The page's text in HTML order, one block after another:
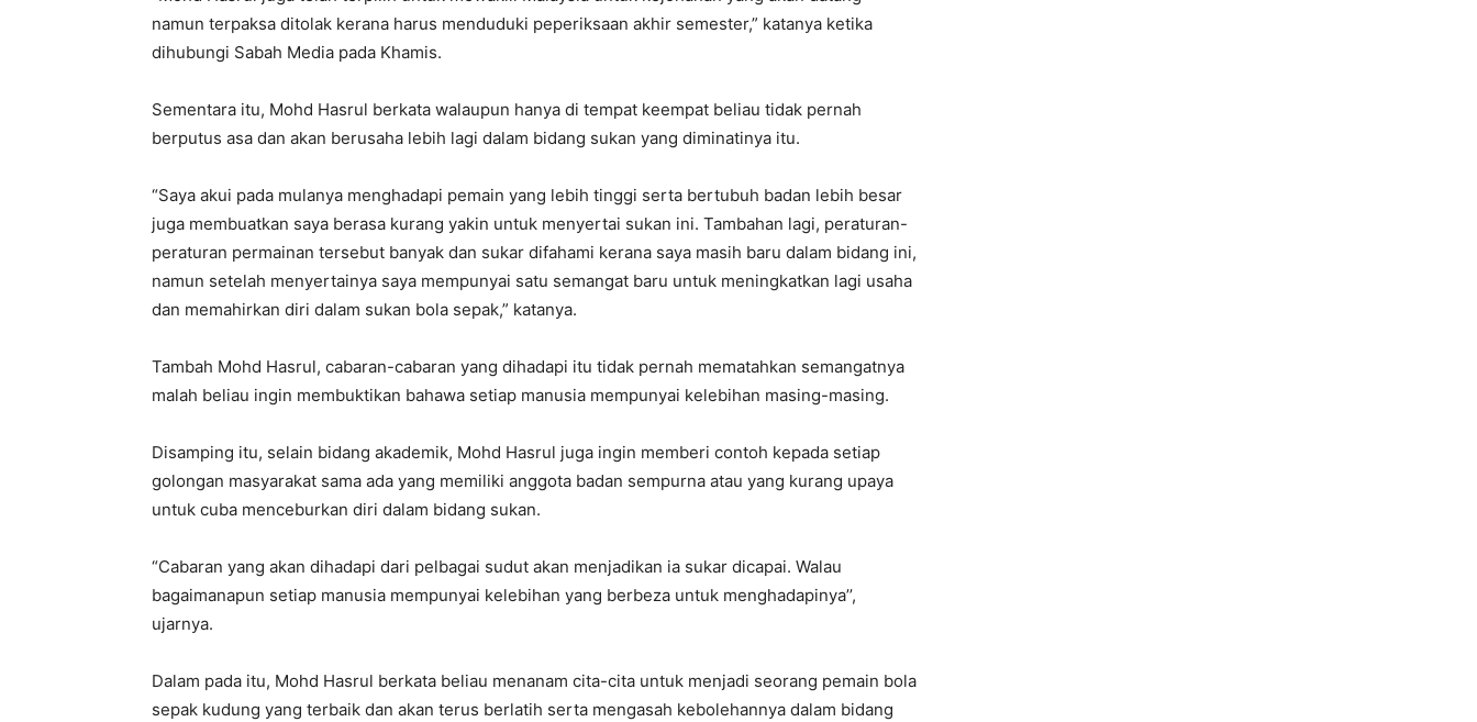
namun terpaksa ditolak kerana harus menduduki peperiksaan akhir semester,” katanya ketika
dihubungi Sabah Media pada Khamis.
Sementara itu, Mohd Hasrul berkata walaupun hanya di tempat keempat beliau tidak pernah
berputus asa dan akan berusaha lebih lagi dalam bidang sukan yang diminatinya itu.
“Saya akui pada mulanya menghadapi pemain yang lebih tinggi serta bertubuh badan lebih besar
juga membuatkan saya berasa kurang yakin untuk menyertai sukan ini. Tambahan lagi, peraturan-
peraturan permainan tersebut banyak dan sukar difahami kerana saya masih baru dalam bidang ini,
namun setelah menyertainya saya mempunyai satu semangat baru untuk meningkatkan lagi usaha
dan memahirkan diri dalam sukan bola sepak,” katanya.
Tambah Mohd Hasrul, cabaran-cabaran yang dihadapi itu tidak pernah mematahkan semangatnya
malah beliau ingin membuktikan bahawa setiap manusia mempunyai kelebihan masing-masing.
Disamping itu, selain bidang akademik, Mohd Hasrul juga ingin memberi contoh kepada setiap
golongan masyarakat sama ada yang memiliki anggota badan sempurna atau yang kurang upaya
untuk cuba menceburkan diri dalam bidang sukan.
“Cabaran yang akan dihadapi dari pelbagai sudut akan menjadikan ia sukar dicapai. Walau
bagaimanapun setiap manusia mempunyai kelebihan yang berbeza untuk menghadapinya’’,
ujarnya.
Dalam pada itu, Mohd Hasrul berkata beliau menanam cita-cita untuk menjadi seorang pemain bola
sepak kudung yang terbaik dan akan terus berlatih serta mengasah kebolehannya dalam bidang